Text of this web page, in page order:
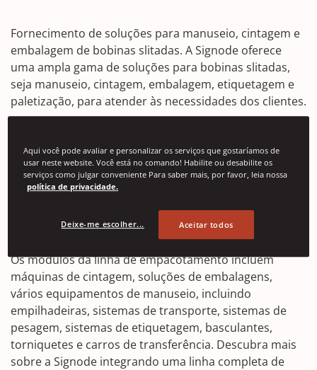
Fornecimento de soluções para manuseio, cintagem e
embalagem de bobinas slitadas. A Signode oferece
uma ampla gama de soluções para bobinas slitadas,
seja manuseio, cintagem, embalagem, etiquetagem e
paletização, para atender às necessidades dos clientes.
slitadas
Projetado para fornecer proteção máxima contra
poeira, ferrugem, manuseio incorreto e unitização de
bobinas para melhor manuseio, proporcionando
qualidade de embalagem consistente e aumentando a
segurança ao eliminar a interação homem-máquina.
Os módulos da linha de empacotamento incluem
máquinas de cintagem, soluções de embalagens,
vários equipamentos de manuseio, incluindo
empilhadeiras, sistemas de transporte, sistemas de
pesagem, sistemas de etiquetagem, basculantes,
torniquetes e carros de transferência. Descubra mais
sobre a Signode integrando uma linha completa de
Aqui você pode avaliar e personalizar os serviços que gostaríamos de
usar neste website. Você está no comando! Habilite ou desabilite os
serviços como julgar conveniente Para saber mais, por favor, leia nossa
política de privacidade.
Deixe-me escolher... Aceitar todos